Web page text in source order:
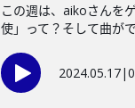
この週は、aikoさんを
使」って？そして曲が
2024.05.17|